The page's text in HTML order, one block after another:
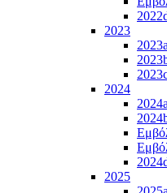
2023
2023a
2024
2024a
2025